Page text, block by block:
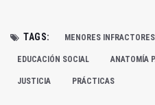
TAGS: MENORES
EDUCACIÓN SOCIAL ANATOMÍA
JUSTICIA PRÁCTICAS